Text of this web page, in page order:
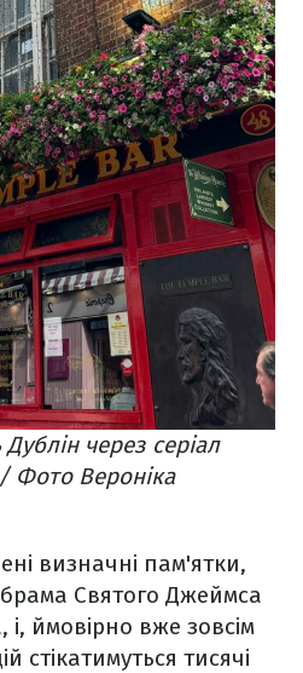
через серіал
Фото Вероніка
визначні пам'ятки,
Святого Джеймса
і, ймовірно вже зовсім
стікатимуться тисячі